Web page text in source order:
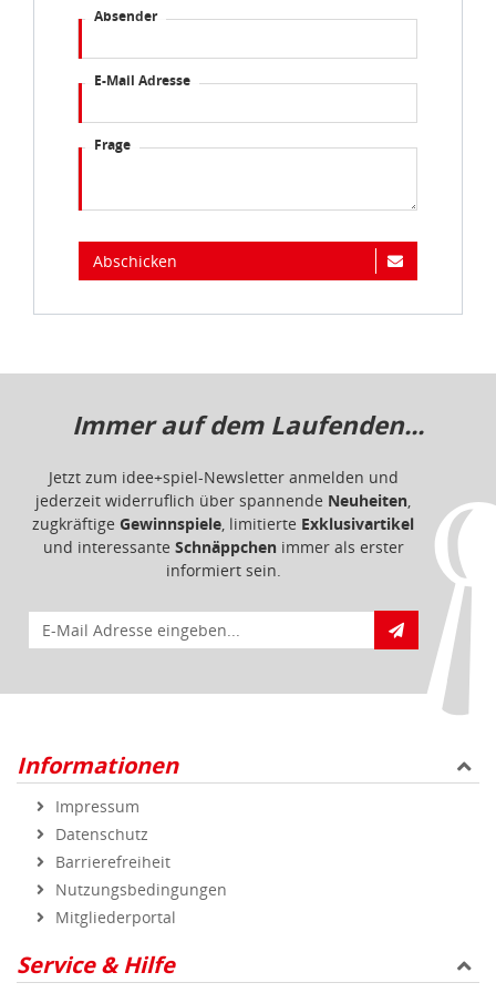
Absender
E-Mail Adresse
Frage
Abschicken
Immer auf dem Laufenden...
Jetzt zum idee+spiel-Newsletter anmelden und
jederzeit widerruflich über spannende Neuheiten,
zugkräftige Gewinnspiele, limitierte Exklusivartikel
und interessante Schnäppchenimmer als erster
informiert sein.
E-Mail für Newsletteranmeldung
Informationen
Impressum
Datenschutz
Barrierefreiheit
Nutzungsbedingungen
Mitgliederportal
Service & Hilfe